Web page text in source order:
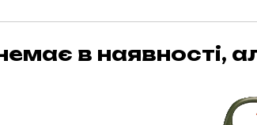
в наявності,